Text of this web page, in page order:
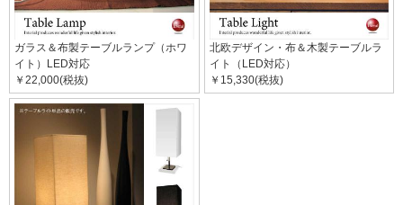
ガラス＆布製テーブルランプ（ホワ
イト）LED対応
￥22,000(税抜)
北欧デザイン・布＆木製テーブルラ
イト（LED対応）
￥15,330(税抜)